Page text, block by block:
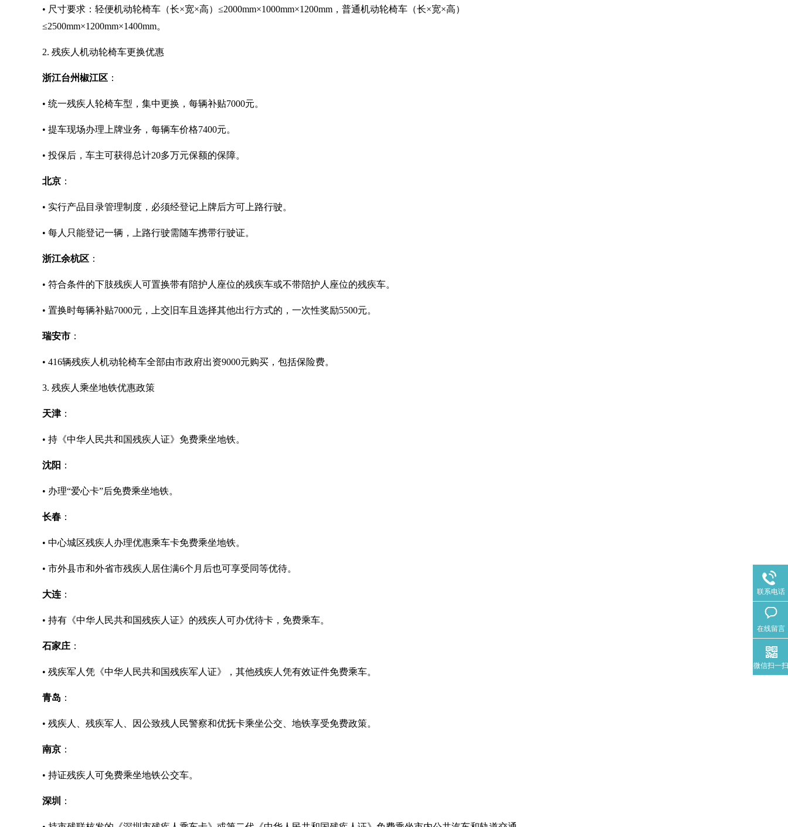
• 尺寸要求：轻便机动轮椅车（长×宽×高）≤2000mm×1000mm×1200mm，普通机动轮椅车（长×宽×高）
≤2500mm×1200mm×1400mm。
2. 残疾人机动轮椅车更换优惠
浙江台州椒江区 ：
• 统一残疾人轮椅车型，集中更换，每辆补贴7000元。
• 提车现场办理上牌业务，每辆车价格7400元。
• 投保后，车主可获得总计20多万元保额的保障。
北京 ：
• 实行产品目录管理制度，必须经登记上牌后方可上路行驶。
• 每人只能登记一辆，上路行驶需随车携带行驶证。
浙江余杭区 ：
• 符合条件的下肢残疾人可置换带有陪护人座位的残疾车或不带陪护人座位的残疾车。
• 置换时每辆补贴7000元，上交旧车且选择其他出行方式的，一次性奖励5500元。
瑞安市 ：
• 416辆残疾人机动轮椅车全部由市政府出资9000元购买，包括保险费。
3. 残疾人乘坐地铁优惠政策
天津：
• 持《中华人民共和国残疾人证》免费乘坐地铁。
沈阳 ：
• 办理“爱心卡”后免费乘坐地铁。
长春 ：
• 中心城区残疾人办理优惠乘车卡免费乘坐地铁。
• 市外县市和外省市残疾人居住满6个月后也可享受同等优待。
大连 ：
• 持有《中华人民共和国残疾人证》的残疾人可办优待卡，免费乘车。
石家庄 ：
• 残疾军人凭《中华人民共和国残疾军人证》，其他残疾人凭有效证件免费乘车。
青岛 ：
• 残疾人、残疾军人、因公致残人民警察和优抚卡乘坐公交、地铁享受免费政策。
南京 ：
• 持证残疾人可免费乘坐地铁公交车。
深圳 ：
联系电话
在线留言
微信扫一扫